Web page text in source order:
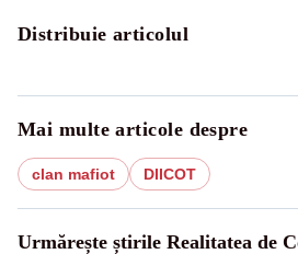
Distribuie articolul
Mai multe articole despre
clan mafiot DIICOT
Urmărește știrile Realitatea de